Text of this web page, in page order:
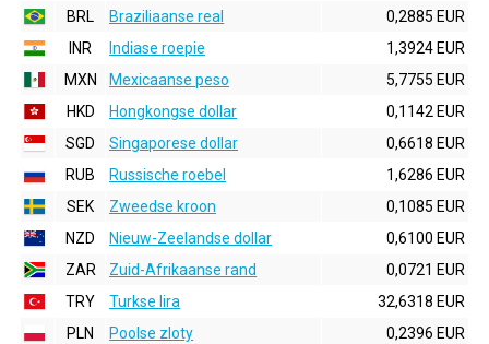
BRL
Braziliaanse real
0,2885 EUR
INR
Indiase roepie
1,3924 EUR
MXN
Mexicaanse peso
5,7755 EUR
HKD
Hongkongse dollar
0,1142 EUR
SGD
Singaporese dollar
0,6618 EUR
RUB
Russische roebel
1,6286 EUR
SEK
Zweedse kroon
0,1085 EUR
NZD
Nieuw-Zeelandse dollar
0,6100 EUR
ZAR
Zuid-Afrikaanse rand
0,0721 EUR
TRY
Turkse lira
32,6318 EUR
PLN
Poolse zloty
0,2396 EUR